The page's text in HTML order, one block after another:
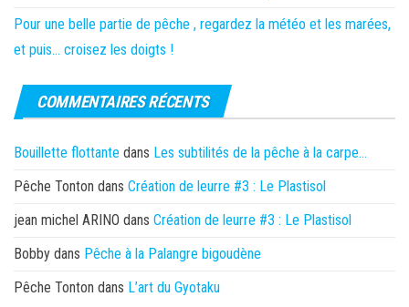
Pour une belle partie de pêche , regardez la météo et les marées,
et puis… croisez les doigts !
COMMENTAIRES RÉCENTS
Bouillette flottante dans Les subtilités de la pêche à la carpe…
Pêche Tonton dans Création de leurre #3 : Le Plastisol
jean michel ARINO dans Création de leurre #3 : Le Plastisol
Bobby dans Pêche à la Palangre bigoudène
Pêche Tonton dans L’art du Gyotaku